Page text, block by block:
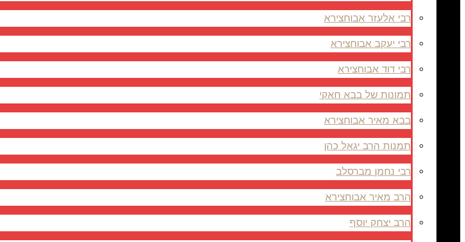
רבי אלעזר אבוחצירא
רבי יעקב אבוחצירא
רבי דוד אבוחצירא
תמונות של בבא חאקי
בבא מאיר אבוחצירא
תמנות הרב יגאל כהן
רבי נחמן מברסלב
הרב מאיר אבוחצירא
הרב יצחק יוסף